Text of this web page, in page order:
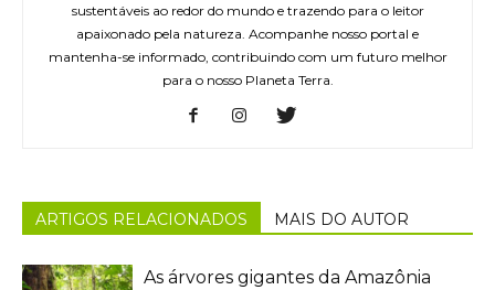
sustentáveis ao redor do mundo e trazendo para o leitor
apaixonado pela natureza. Acompanhe nosso portal e
mantenha-se informado, contribuindo com um futuro melhor
para o nosso Planeta Terra.
ARTIGOS RELACIONADOS MAIS DO AUTOR
As árvores gigantes da Amazônia